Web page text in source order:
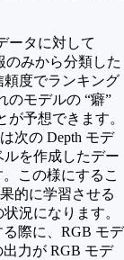
ータに対して
のみから分類した
頼度でランキング
のモデルの “癖”
予想できます。
次の Depth モデ
ルを作成したデー
この様にするこ
的に学習させる
況になります。
る際に、RGB モデ
出力が RGB モデ